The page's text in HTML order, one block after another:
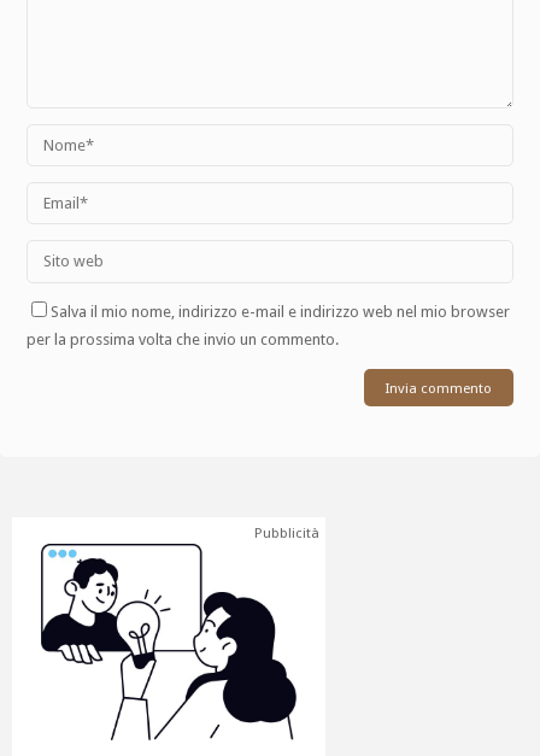
Salva il mio nome, indirizzo e-mail e indirizzo web nel mio browser
per la prossima volta che invio un commento.
Pubblicità